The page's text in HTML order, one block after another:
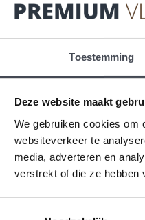
Toestemming
Deze website maakt
We gebruiken cookies om
websiteverkeer te
media, adverteren en
verstrekt of die ze hebben
Over premium
Gratis
Reviews
Contact
Cookiebeleid